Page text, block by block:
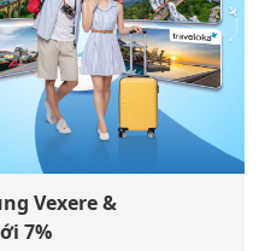
Vexere &
7%